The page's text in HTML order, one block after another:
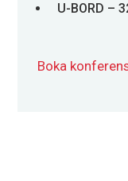
U-BORD –
Boka